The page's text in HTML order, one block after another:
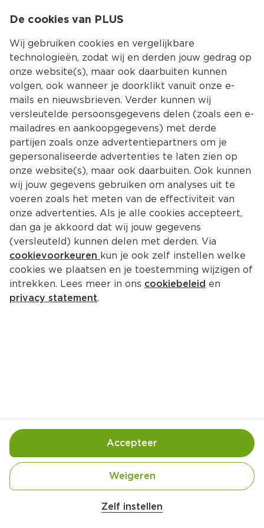
Kies jouw
Ingrediënten Bereiding
De cookies van PLUS
Wij gebruiken cookies en vergelijkbare
technologieën, zodat wij en derden jouw gedrag op
onze website(s), maar ook daarbuiten kunnen
volgen, ook wanneer je doorklikt vanuit onze e-
mails en nieuwsbrieven. Verder kunnen wij
versleutelde persoonsgegevens delen (zoals een e-
mailadres en aankoopgegevens) met derde
partijen zoals onze advertentiepartners om je
gepersonaliseerde advertenties te laten zien op
onze website(s), maar ook daarbuiten. Ook kunnen
wij jouw gegevens gebruiken om analyses uit te
voeren zoals het meten van de effectiviteit van
onze advertenties. Als je alle cookies accepteert,
dan ga je akkoord dat wij jouw gegevens
(versleuteld) kunnen delen met derden. Via
cookievoorkeuren kun je ook zelf instellen welke
cookies we plaatsen en je toestemming wijzigen of
intrekken. Lees meer in ons cookiebeleid en
privacy statement.
Zelf instellen
Weigeren
Accepteer